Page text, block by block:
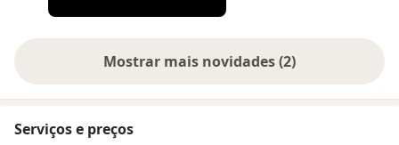
Mostrar mais novidades (2)
Serviços e preços